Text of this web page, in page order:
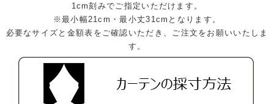
1cm刻みでご指定いただけます。
※最小幅21cm・最小丈31cmとなります。
必要なサイズと金額表をご確認いただき、ご注文をお願いいたしま
す。